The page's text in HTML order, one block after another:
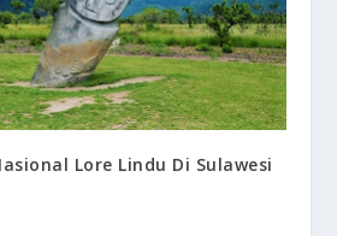
Lore Lindu Di Sulawesi